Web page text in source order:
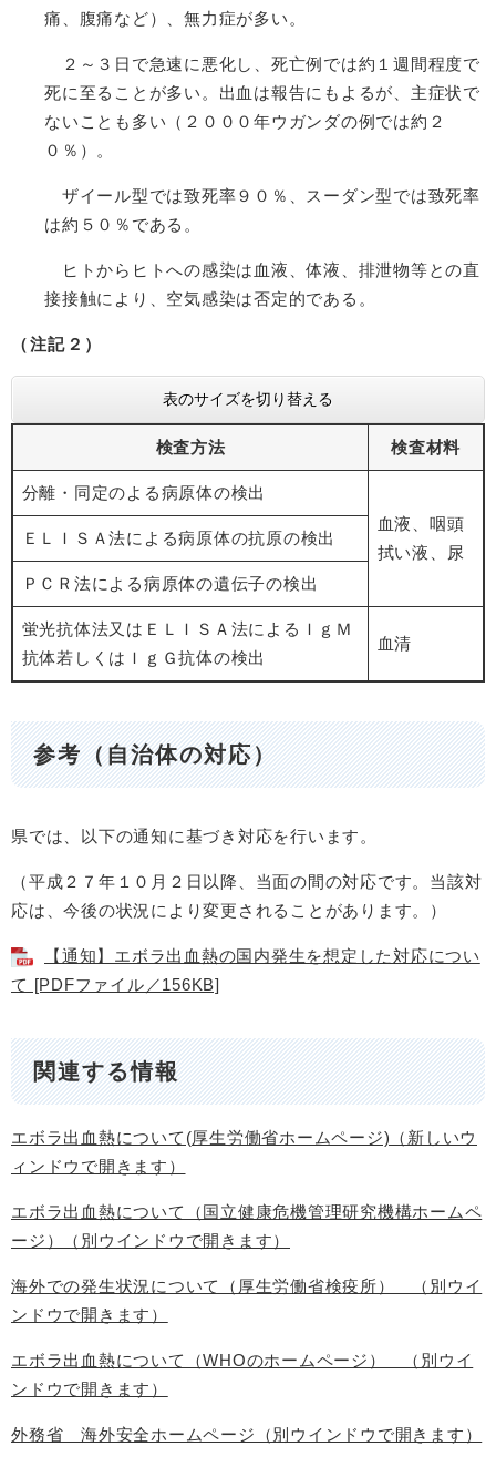
痛、腹痛など）、無力症が多い。
２～３日で急速に悪化し、死亡例では約１週間程度で
死に至ることが多い。出血は報告にもよるが、主症状で
ないことも多い（２０００年ウガンダの例では約２
０％）。
ザイール型では致死率９０％、スーダン型では致死率
は約５０％である。
ヒトからヒトへの感染は血液、体液、排泄物等との直
接接触により、空気感染は否定的である。
（注記２）
表のサイズを切り替える
検査方法 検査材料
分離・同定のよる病原体の検出
血液、咽頭
拭い液、尿
ＥＬＩＳＡ法による病原体の抗原の検出
ＰＣＲ法による病原体の遺伝子の検出
蛍光抗体法又はＥＬＩＳＡ法によるＩｇＭ
抗体若しくはＩｇＧ抗体の検出
血清
参考（自治体の対応）
県では、以下の通知に基づき対応を行います。
（平成２７年１０月２日以降、当面の間の対応です。当該対
応は、今後の状況により変更されることがあります。）
【通知】エボラ出血熱の国内発生を想定した対応につい
て [PDFファイル／156KB]
関連する情報
エボラ出血熱について(厚生労働省ホームページ)（新しいウ
ィンドウで開きます）
エボラ出血熱について（国立健康危機管理研究機構ホームペ
ージ）（別ウインドウで開きます）
海外での発生状況について（厚生労働省検疫所） （別ウイ
ンドウで開きます）
エボラ出血熱について（WHOのホームページ） （別ウイ
ンドウで開きます）
外務省 海外安全ホームページ（別ウインドウで開きます）